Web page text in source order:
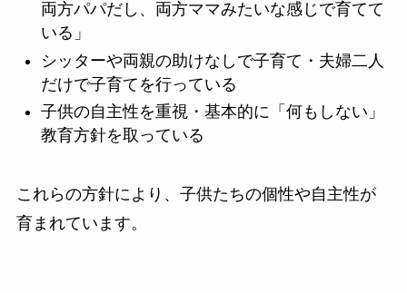
両方パパだし、両方ママみたいな感じで育てて
いる」
シッターや両親の助けなしで子育て・夫婦二人
だけで子育てを行っている
子供の自主性を重視・基本的に「何もしない」
教育方針を取っている
これらの方針により、子供たちの個性や自主性が
育まれています。